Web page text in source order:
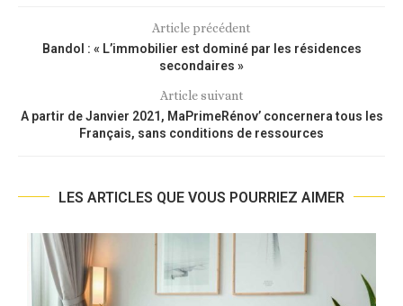
Article précédent
Bandol : « L’immobilier est dominé par les résidences
secondaires »
Article suivant
A partir de Janvier 2021, MaPrimeRénov’ concernera tous les
Français, sans conditions de ressources
LES ARTICLES QUE VOUS POURRIEZ AIMER